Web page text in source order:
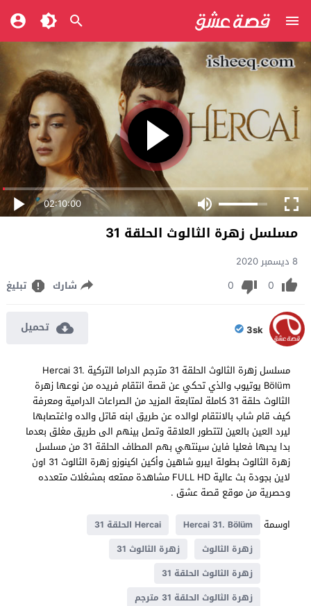
02:10:00
مسلسل زهرة الثالوث الحلقة 31
8 ديسمبر 2020
0
0 شارك تبليغ
3sk تحميل
مسلسل زهرة الثالوث الحلقة 31 مترجم الدراما التركية Hercai 31.
Bölüm يوتيوب والذي تحكي عن قصة انتقام فريده من نوعها زهرة
الثالوث حلقة 31 كاملة لمتابعة المزيد من الصراعات الدرامية ومعرفة
كيف قام شاب بالانتقام لوالده عن طريق ابنه قاتل والده واغتصابها
ليرد العين بالعين لتتطور العلاقة وتصل بينهم الى طريق مغلق بعدما
بدا يحبها فعليا فاين سينتهي بهم المطاف الحلقة 31 من مسلسل
زهرة الثالوث بطولة ايبرو شاهين وأكين اكينوزو زهرة الثالوث 31 اون
لاين بجودة بث عالية FULL HD مشاهدة ممتعه بمشغلات متعدده
وحصرية من موقع قصة عشق .
اوسمة
Hercai 31. Bölüm
Hercai الحلقة 31
زهرة الثالوث
زهرة الثالوث 31
زهرة الثالوث الحلقة 31
زهرة الثالوث الحلقة 31 مترجم